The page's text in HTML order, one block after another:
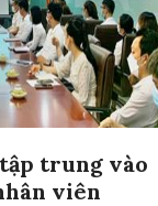
trung vào
viên